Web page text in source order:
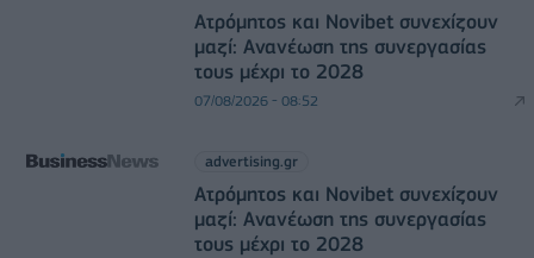
Ατρόμητος και Novibet συνεχίζουν
μαζί: Ανανέωση της συνεργασίας
τους μέχρι το 2028
07/08/2026 - 08:52
advertising.gr
Ατρόμητος και Novibet συνεχίζουν
μαζί: Ανανέωση της συνεργασίας
τους μέχρι το 2028